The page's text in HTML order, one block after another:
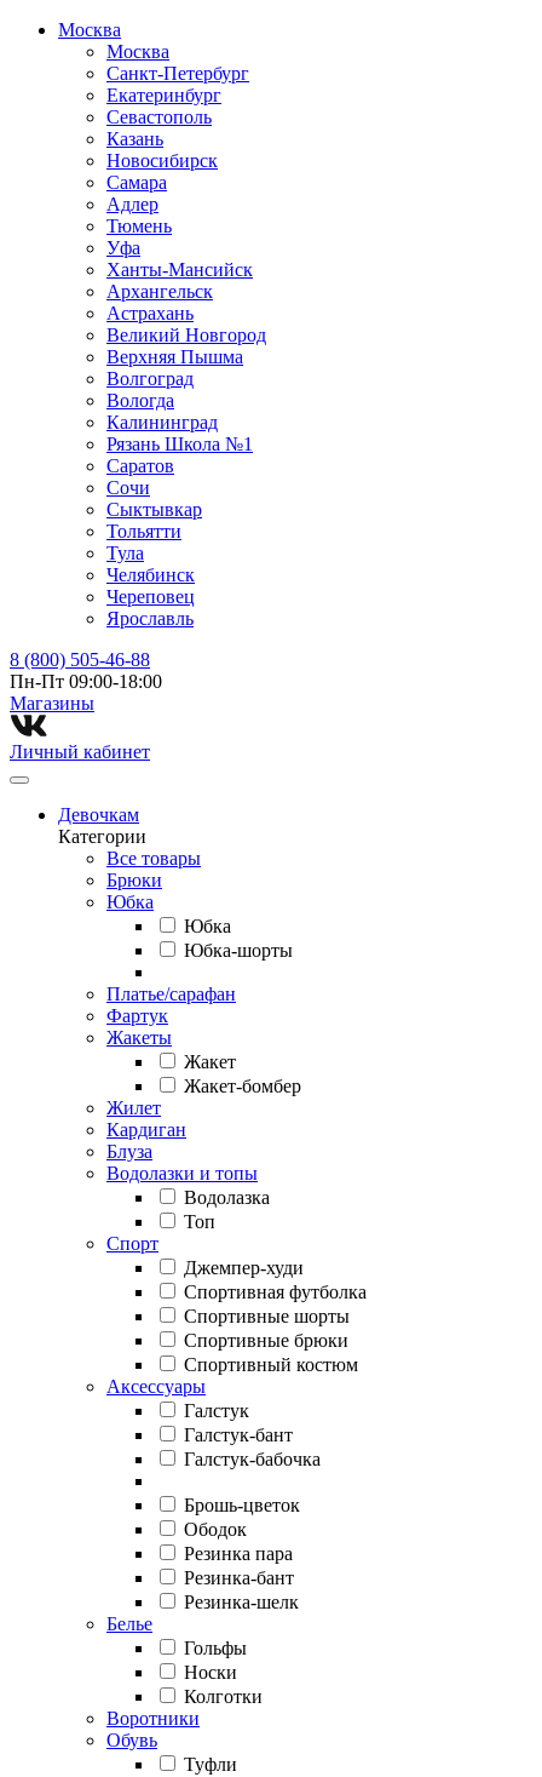
Москва
Москва
Санкт-Петербург
Екатеринбург
Севастополь
Казань
Новосибирск
Самара
Адлер
Тюмень
Уфа
Ханты-Мансийск
Архангельск
Астрахань
Великий Новгород
Верхняя Пышма
Волгоград
Вологда
Калининград
Рязань Школа №1
Саратов
Сочи
Сыктывкар
Тольятти
Тула
Челябинск
Череповец
Ярославль
8 (800) 505-46-88
Пн-Пт 09:00-18:00
Магазины⁠
Личный кабинет
Девочкам
Категории
Все товары
Брюки
Юбка
Юбка
Юбка-шорты
Платье/сарафан
Фартук
Жакеты
Жакет
Жакет-бомбер
Жилет
Кардиган
Блуза
Водолазки и топы
Водолазка
Топ
Спорт
Джемпер-худи
Спортивная футболка
Спортивные шорты
Спортивные брюки
Спортивный костюм
Аксессуары
Галстук
Галстук-бант
Галстук-бабочка
Брошь-цветок
Ободок
Резинка пара
Резинка-бант
Резинка-шелк
Белье
Гольфы
Носки
Колготки
Воротники
Обувь
Туфли